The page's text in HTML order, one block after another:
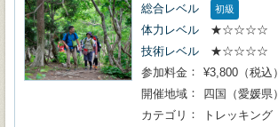
総合レベル 初級
体力レベル
★☆☆☆☆
技術レベル
★☆☆☆☆
参加料金
¥3,800（税込）
開催地域
四国（愛媛県）
カテゴリ
トレッキング